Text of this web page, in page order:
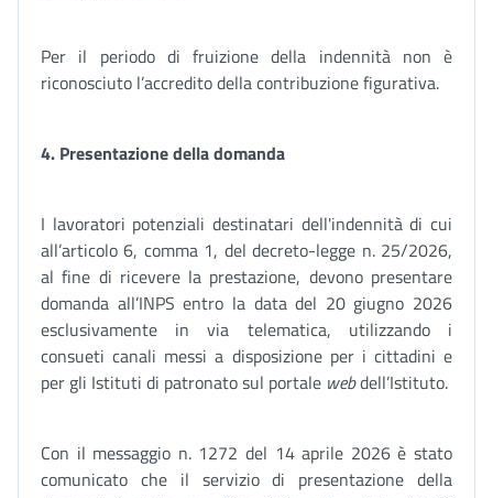
Per il periodo di fruizione della indennità non è
riconosciuto l’accredito della contribuzione figurativa.
4. Presentazione della domanda
I lavoratori potenziali destinatari dell'indennità di cui
all’articolo 6, comma 1, del decreto-legge n. 25/2026,
al fine di ricevere la prestazione, devono presentare
domanda all’INPS entro la data del 20 giugno 2026
esclusivamente in via telematica, utilizzando i
consueti canali messi a disposizione per i cittadini e
per gli Istituti di patronato sul portale webdell’Istituto.
Con il messaggio n. 1272 del 14 aprile 2026 è stato
comunicato che il servizio di presentazione della